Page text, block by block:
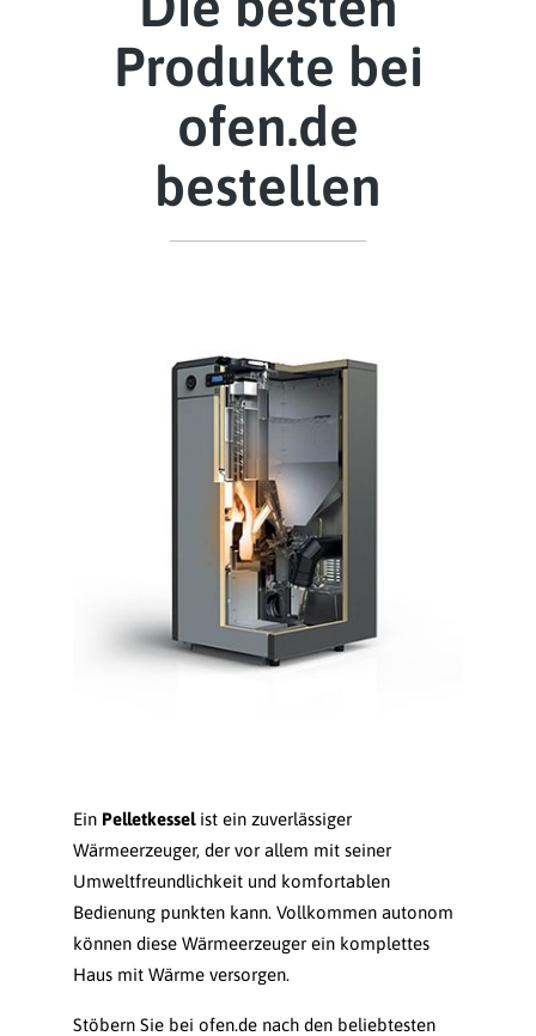
Produkte bei
ofen.de
bestellen
Ein Pelletkessel ist ein zuverlässiger
Wärmeerzeuger, der vor allem mit seiner
Umweltfreundlichkeit und komfortablen
Bedienung punkten kann. Vollkommen autonom
können diese Wärmeerzeuger ein komplettes
Haus mit Wärme versorgen.
Stöbern Sie bei ofen.de nach den beliebtesten